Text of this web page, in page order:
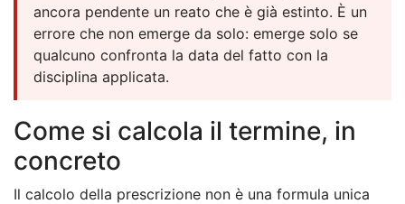
ancora pendente un reato che è già estinto. È un
errore che non emerge da solo: emerge solo se
qualcuno confronta la data del fatto con la
disciplina applicata.
Come si calcola il termine, in
concreto
Il calcolo della prescrizione non è una formula unica